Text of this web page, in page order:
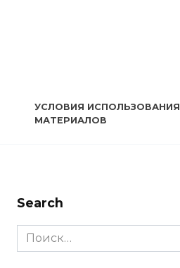
УСЛОВИЯ ИСПОЛЬЗОВАНИЯ
МАТЕРИАЛОВ
Search
Search
for: